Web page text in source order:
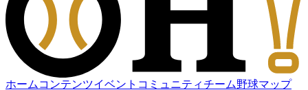
ホーム コンテンツイベント コミュニティチーム野球マップ